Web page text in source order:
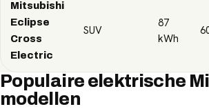
Mitsubishi
Eclipse
Cross
Electric
SUV
87
kWh
Populaire elektrische
modellen